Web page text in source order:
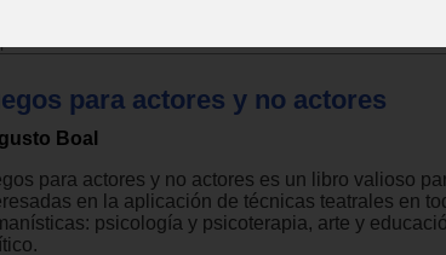
para actores y no actores
Boal
para actores y no actores es un libro valioso
en la aplicación de técnicas teatrales en
psicología y psicoterapia, arte y